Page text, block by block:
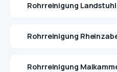
Rohrreinigung Landstuhl
Rohrreinigung
Rohrreinigung